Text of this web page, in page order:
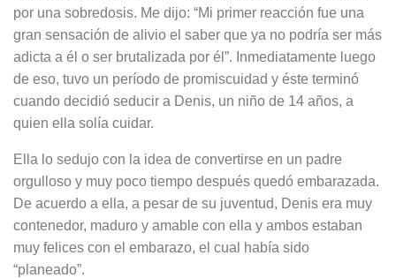
por una sobredosis. Me dijo: “Mi primer reacción fue una
gran sensación de alivio el saber que ya no podría ser más
adicta a él o ser brutalizada por él”. Inmediatamente luego
de eso, tuvo un período de promiscuidad y éste terminó
cuando decidió seducir a Denis, un niño de 14 años, a
quien ella solía cuidar.
Ella lo sedujo con la idea de convertirse en un padre
orgulloso y muy poco tiempo después quedó embarazada.
De acuerdo a ella, a pesar de su juventud, Denis era muy
contenedor, maduro y amable con ella y ambos estaban
muy felices con el embarazo, el cual había sido
“planeado”.